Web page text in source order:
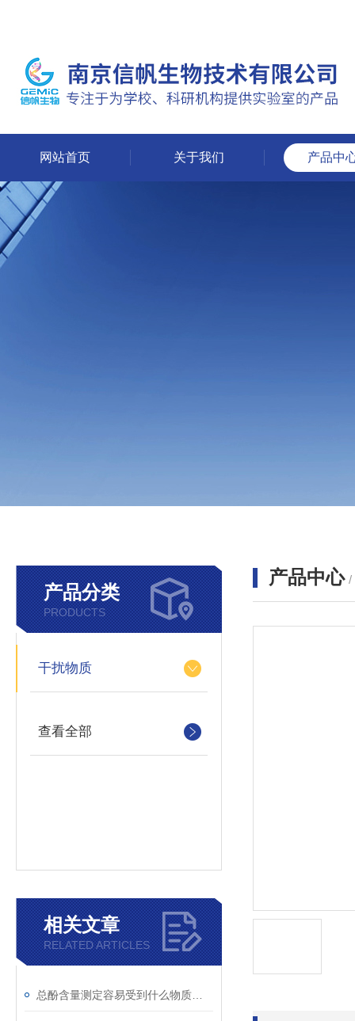
网站首页 关于我们 产品中
产品分类
PRODUCTS
干扰物质
查看全部
相关文章
RELATED ARTICLES
产品中心 /